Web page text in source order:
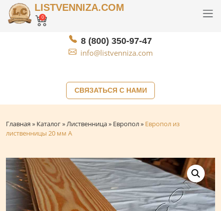
СВЯЗАТЬСЯ С НАМИ
LISTVENNIZA.COM
0
8 (800) 350-97-47
info@listvenniza.com
Главная » Каталог»Лиственница» Европол» Европол из
лиственницы 20 мм А